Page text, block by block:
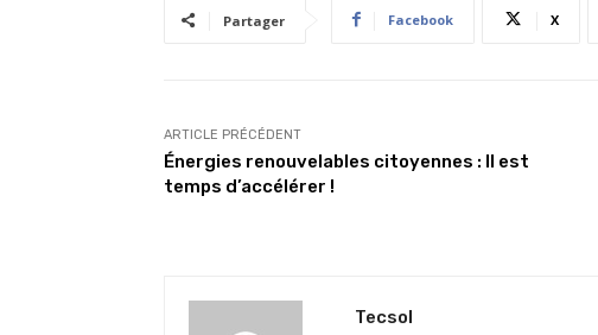
Partager Facebook X
ARTICLE PRÉCÉDENT
Énergies renouvelables citoyennes : Il est
temps d’accélérer !
Tecsol